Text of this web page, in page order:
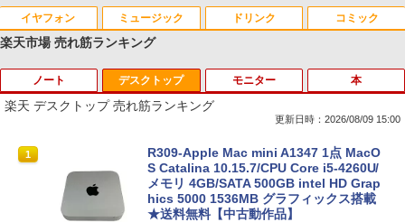
イヤフォン
Anker Soundcore P40i オフホワイト
￥7,990
Anker Soundcore P31i ブラック
ミュージック
BRUCE WAYNE feat. Flo Milli, ATL Jacob
[Explicit]
BRUCE WAYNE feat. Flo Milli, ATL Jacob
[Explicit]
ドリンク
【Amazon.co.jp限定】 い・ろ・は・す 2L P
ET ラベルレス ×8本
by Amazon 天然水 ラベルレス 500ml ×24本
富士山の天然水 バナジウム含有 水 ミネラル
コミック
薬屋のひとりごと 17巻 (デジタル版ビッグガ
ンガンコミックス)
異世界居酒屋「のぶ」(22) (角川コミックス・
エース)
楽天市場 売れ筋ランキング
ノート
1
8月5日限定10倍＆抽選10000P！｜2021
年モデル！高性能ノートパソコン Windo
ws11 富士通 LIFEBOOK A5511 第11世
代Celeron 6305U最大メモリ32GB 秒速
起動新品SSD2TB テンキー内蔵 15.6型大
デスクトップ
楽天 デスクトップ 売れ筋ランキング
更新日時：2026/08/09 15:00
1
R309-Apple Mac mini A1347 1点 MacO
S Catalina 10.15.7/CPU Core i5-4260U/
メモリ 4GB/SATA 500GB intel HD Grap
hics 5000 1536MB グラフィックス搭載
★送料無料【中古動作品】
モニター 本